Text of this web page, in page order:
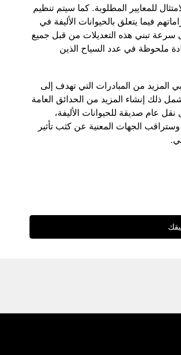
للمعايير المطلوبة. كما سيتم تنظيم
فيما يتعلق بالحيوانات الأليفة في
سرعة تبني هذه التعديلات من قبل جميع
ملحوظة في عدد السياح الذين
المزيد من المبادرات التي تهدف إلى
ذلك إنشاء المزيد من الحدائق العامة
عام صديقة للحيوانات الأليفة،
وستراقب الجهات المعنية عن كثب تأثير